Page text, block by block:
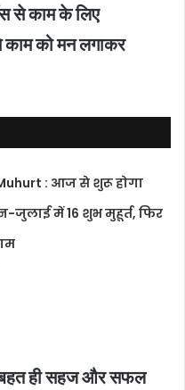
से काम के लिए
काम को मन लगाकर
: आज से शुरू होगा
जुलाई में 16 शुभ मुहूर्त, फिर
बहत ही सहज और सफल